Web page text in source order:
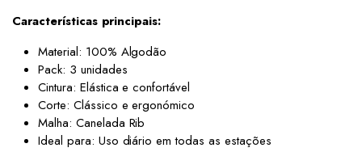
Características principais:
Material: 100% Algodão
Pack: 3 unidades
Cintura: Elástica e confortável
Corte: Clássico e ergonómico
Malha: Canelada Rib
Ideal para: Uso diário em todas as estações